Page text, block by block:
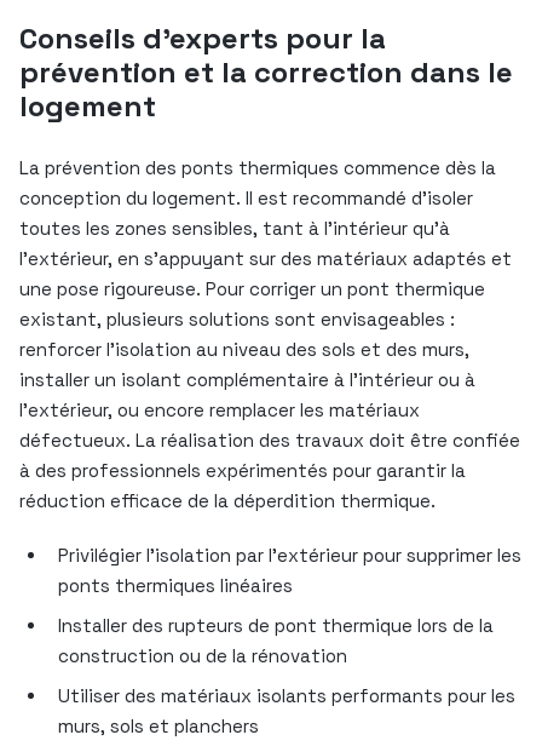
Conseils d’experts pour la
prévention et la correction dans le
logement
La prévention des ponts thermiques commence dès la
conception du logement. Il est recommandé d’isoler
toutes les zones sensibles, tant à l’intérieur qu’à
l’extérieur, en s’appuyant sur des matériaux adaptés et
une pose rigoureuse. Pour corriger un pont thermique
existant, plusieurs solutions sont envisageables :
renforcer l’isolation au niveau des sols et des murs,
installer un isolant complémentaire à l’intérieur ou à
l’extérieur, ou encore remplacer les matériaux
défectueux. La réalisation des travaux doit être confiée
à des professionnels expérimentés pour garantir la
réduction efficace de la déperdition thermique.
Privilégier l’isolation par l’extérieur pour supprimer les
ponts thermiques linéaires
Installer des rupteurs de pont thermique lors de la
construction ou de la rénovation
Utiliser des matériaux isolants performants pour les
murs, sols et planchers